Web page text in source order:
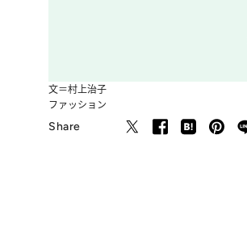
文＝村上治子
ファッション
Share